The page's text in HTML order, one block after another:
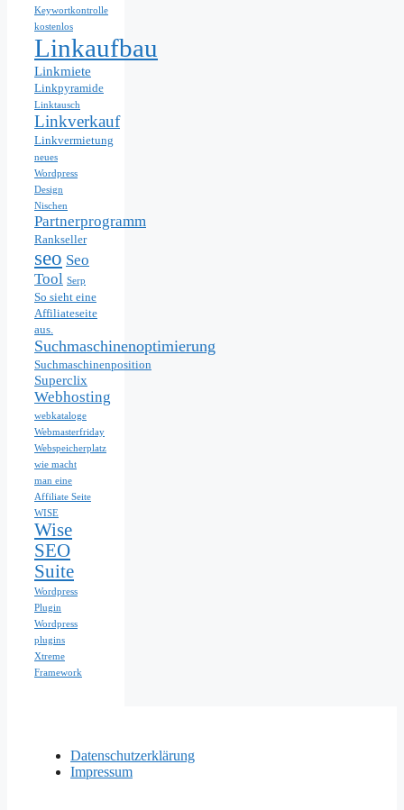
Keywortkontrolle
kostenlos
Linkaufbau
Linkmiete
Linkpyramide
Linktausch
Linkverkauf
Linkvermietung
neues
Wordpress
Design
Nischen
Partnerprogramm
Rankseller
seo Seo
Tool Serp
So sieht eine
Affiliateseite
aus.
Suchmaschinenoptimierung
Suchmaschinenposition
Superclix
Webhosting
webkataloge
Webmasterfriday
Webspeicherplatz
wie macht
man eine
Affiliate Seite
WISE
Wise
SEO
Suite
Wordpress
Plugin
Wordpress
plugins
Xtreme
Framework
Datenschutzerklärung
Impressum